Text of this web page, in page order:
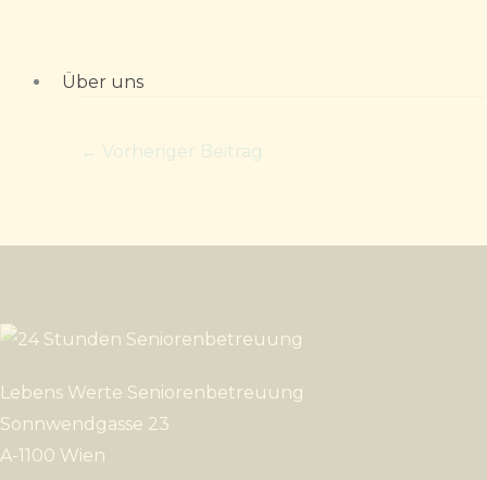
springenÜber uns
← Vorheriger Beitrag
Lebens Werte Seniorenbetreuung
Sonnwendgasse 23
A-1100 Wien